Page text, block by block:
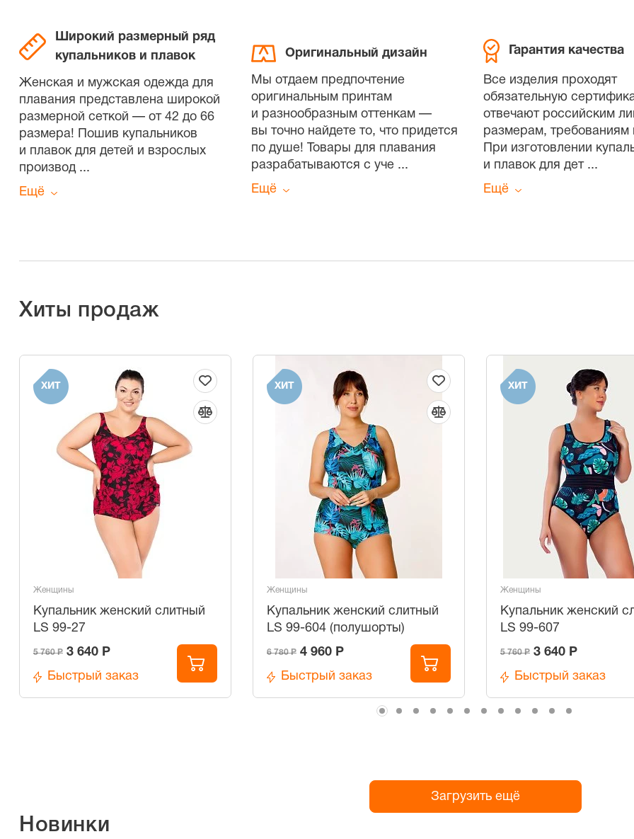
Широкий размерный ряд
купальников и плавок
Женская и мужская одежда для
плавания представлена широкой
размерной сеткой — от 42 до 66
размера! Пошив купальников
и плавок для детей и взрослых
производ...
Ещё
Оригинальный дизайн
Мы отдаем предпочтение
оригинальным принтам
и разнообразным оттенкам —
вы точно найдете то, что придется
по душе! Товары для плавания
разрабатываются с уче ...
Ещё
Гарантия качества
Все изделия проходят
обязательную
отвечают российским
размерам, требованиям
При изготовлении
и плавок для дет...
Ещё
Хиты продаж
ХИТ
Женщины
Купальник женский слитный
LS 99-27
5 760 Р 3 640 Р
Быстрый заказ
ХИТ
Женщины
Купальник женский слитный
LS 99-604 (полушорты)
6 780 Р 4 960 Р
Быстрый заказ
ХИТ
Женщины
Купальник женский
LS 99-607
5 760 Р 3 640 Р
Быстрый заказ
Загрузить ещё
Новинки